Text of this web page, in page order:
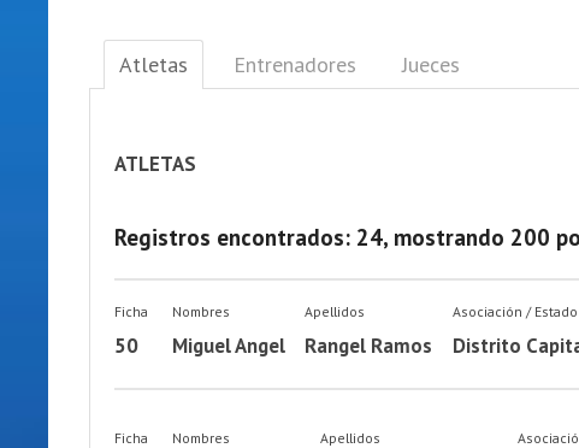
Atletas Entrenadores Jueces
ATLETAS
Registros encontrados: 24, mostrando 200
Ficha
50
Nombres
Miguel Angel
Apellidos
Rangel Ramos
Asociación / Estado
Distrito
Ficha Nombres Apellidos